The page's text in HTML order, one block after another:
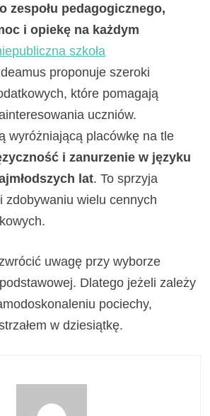
zespołu pedagogicznego,
i opiekę na każdym
szkoła
proponuje szeroki
które pomagają
uczniów.
wyróżniającą placówkę na tle
i zanurzenie w języku
lat. To sprzyja
zdobywaniu wielu cennych
uwagę przy wyborze
Dlatego jeżeli zależy
pociechy,
w dziesiątkę.